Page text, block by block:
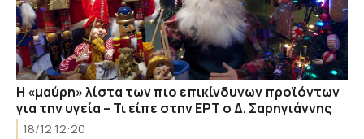
Η «μαύρη» λίστα των πιο επικίνδυνων προϊόντων
για την υγεία – Τι είπε στην ΕΡΤ ο Δ. Σαρηγιάννης
18/12 12:20